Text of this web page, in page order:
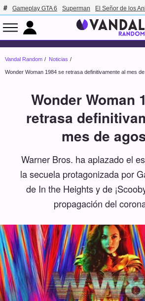
Gameplay GTA 6 Superman El Señor de los
Vandal Random Noticias
Wonder Woman 1984 se retrasa definitivamente al mes
Wonder Woman
retrasa
mes de
Warner Bros. ha aplazado el
la secuela protagonizada por
de In the Heights y de
propagación del